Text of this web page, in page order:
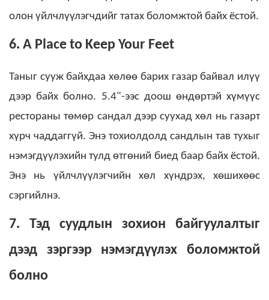
олон үйлчлүүлэгчдийг татах боломжтой байх ёстой.
6. A Place to Keep Your Feet
Таныг сууж байхдаа хөлөө барих газар байвал илүү
дээр байх болно. 5.4"-ээс доош өндөртэй хүмүүс
рестораны төмөр сандал дээр суухад хөл нь газарт
хүрч чаддаггүй. Энэ тохиолдолд сандлын тав тухыг
нэмэгдүүлэхийн тулд өтгөний биед баар байх ёстой.
Энэ нь үйлчлүүлэгчийн хөл хүндрэх, хөшихөөс
сэргийлнэ.
7. Тэд суудлын зохион байгуулалтыг
дээд зэргээр нэмэгдүүлэх боломжтой
болно